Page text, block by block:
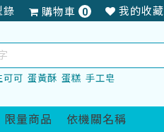
錄 購物車 0 項
商
我的收藏
可可 蛋黃酥 蛋糕 手工皂
限量商品 依機關名稱